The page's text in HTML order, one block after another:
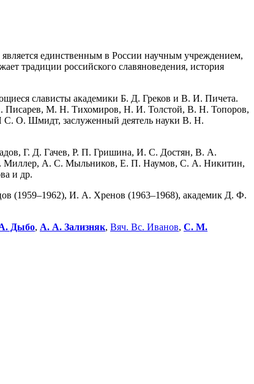
единственным в России научным учреждением,
традиции российского славяноведения, история
слависты академики Б. Д. Греков и В. И. Пичета.
М. Н. Тихомиров, Н. И. Толстой, В. Н. Топоров,
С. О. Шмидт, заслуженный деятель науки В. Н.
Г. Д. Гачев, Р. П. Гришина, И. С. Достян, В. А.
А. С. Мыльников, Е. П. Наумов, С. А. Никитин,
и др.
(1959–1962), И. А. Хренов (1963–1968), академик Д. Ф.
Дыбо, А. А. Зализняк, Вяч. Вс. Иванов, С. М.